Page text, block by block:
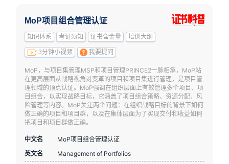
MoP项目组合管理认证
知识体系 考证须知 证书含金量 培训大纲
3分钟小视频 我要提问
MoP，与项目集管理MSP和项目管理PRINCE2一脉相承，MoP站
在更高层面从战略视角对变革的项目和项目集进行管理，是项目管
理领域的顶点认证。MoP强调在组织层面上有效管理多个项目、项
目组合，以实现战略目标，它涵盖了项目组合策略、资源分配、风
险管理等内容。MoP关注两个问题：在组织战略目标的背景下如何
做正确的项目和项目群，以及在集体层面为了实现交付和收益如何
把项目和项目群做正确。
中文名
MoP项目组合管理认证
英文名
Management of Portfolios